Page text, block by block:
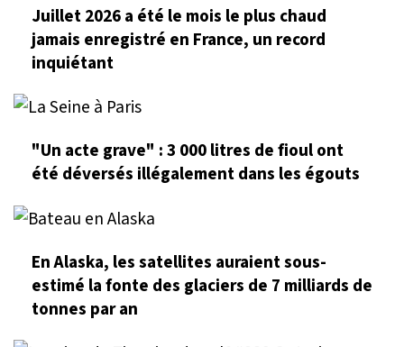
Juillet 2026 a été le mois le plus chaud
jamais enregistré en France, un record
inquiétant
"Un acte grave" : 3 000 litres de fioul ont
été déversés illégalement dans les égouts
En Alaska, les satellites auraient sous-
estimé la fonte des glaciers de 7 milliards de
tonnes par an